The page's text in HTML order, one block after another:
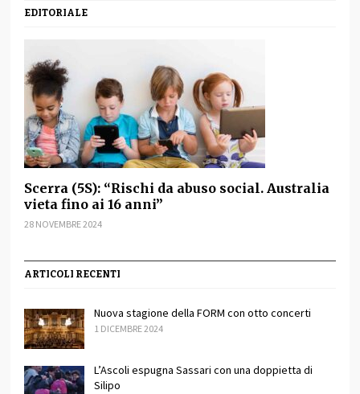
EDITORIALE
Scerra (5S): “Rischi da abuso social. Australia
vieta fino ai 16 anni”
28 NOVEMBRE 2024
ARTICOLI RECENTI
Nuova stagione della FORM con otto concerti
1 DICEMBRE 2024
L’Ascoli espugna Sassari con una doppietta di
Silipo